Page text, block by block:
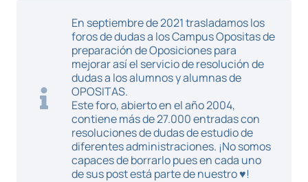
En septiembre de 2021 trasladamos los
foros de dudas a los Campus Opositas de
preparación de Oposiciones para
mejorar así el servicio de resolución de
dudas a los alumnos y alumnas de
OPOSITAS.
Este foro, abierto en el año 2004,
contiene más de 27.000 entradas con
resoluciones de dudas de estudio de
diferentes administraciones. ¡No somos
capaces de borrarlo pues en cada uno
de sus post está parte de nuestro ♥!